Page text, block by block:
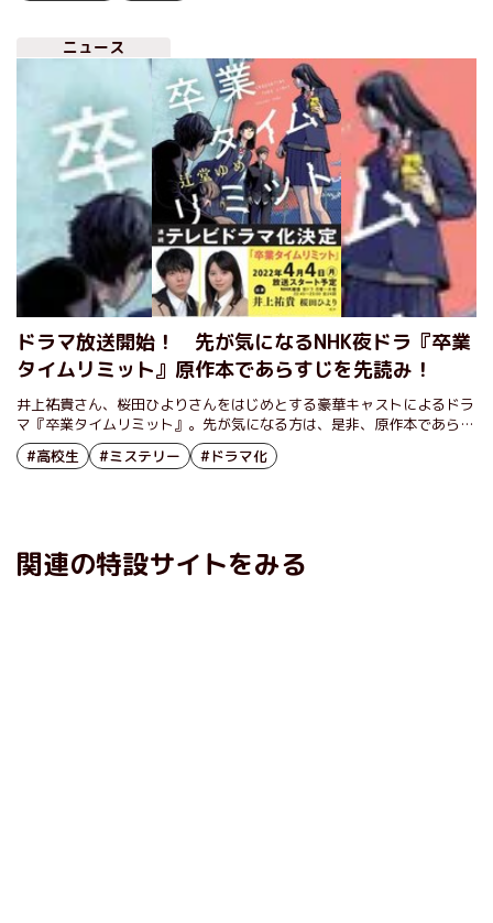
ニュース
ドラマ放送開始！ 先が気になるNHK夜ドラ『卒業
タイムリミット』原作本であらすじを先読み！
井上祐貴さん、桜田ひよりさんをはじめとする豪華キャストによるドラ
マ『卒業タイムリミット』。先が気になる方は、是非、原作本であらす
じチェック！
#高校生 #ミステリー #ドラマ化
関連の特設サイトをみる